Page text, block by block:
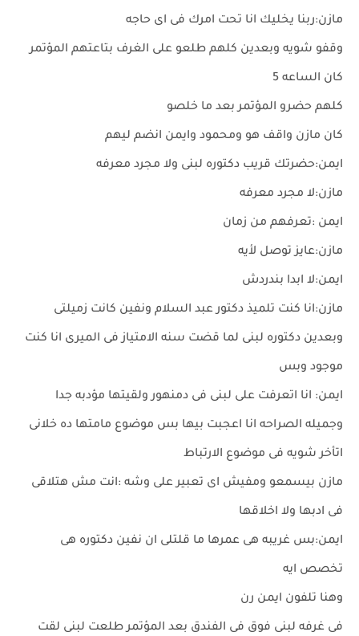
مازن:ربنا يخليك انا تحت امرك فى اى حاجه
وقفو شويه وبعدين كلهم طلعو على الغرف بتاعتهم المؤتمر
كان الساعه 5
كلهم حضرو المؤتمر بعد ما خلصو
كان مازن واقف هو ومحمود وايمن انضم ليهم
ايمن:حضرتك قريب دكتوره لبنى ولا مجرد معرفه
مازن:لا مجرد معرفه
ايمن :تعرفهم من زمان
مازن:عايز توصل لأيه
ايمن:لا ابدا بندردش
مازن:انا كنت تلميذ دكتور عبد السلام ونفين كانت زميلتى
وبعدين دكتوره لبنى لما قضت سنه الامتياز فى الميرى انا كنت
موجود وبس
ايمن: انا اتعرفت على لبنى فى دمنهور ولقيتها مؤدبه جدا
وجميله الصراحه انا اعجبت بيها بس موضوع مامتها ده خلانى
اتأخر شويه فى موضوع الارتباط
مازن بيسمعو ومفيش اى تعبير على وشه :انت مش هتلاقى
فى ادبها ولا اخلاقها
ايمن:بس غريبه هى عمرها ما قلتلى ان نفين دكتوره هى
تخصص ايه
وهنا تلفون ايمن رن
فى غرفه لبنى فوق فى الفندق بعد المؤتمر طلعت لبنى لقت